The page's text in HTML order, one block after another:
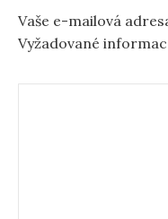
Vaše e-mailová
Vyžadované